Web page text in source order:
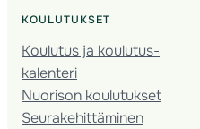
KOULUTUKSET
Koulutus ja koulutus­
kalenteri
Nuorison koulutukset
Seura­kehittäminen